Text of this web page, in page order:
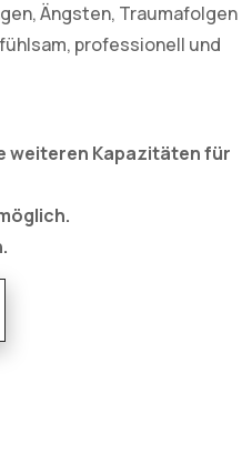
Ängsten, Traumafolgen
professionell und
weiteren Kapazitäten für